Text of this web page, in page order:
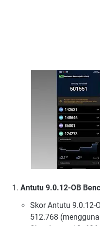
Antutu 9.0.12-OB
Skor Antutu 9.0.12-
512.768